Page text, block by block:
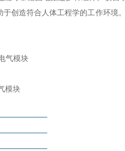
于创造符合人体工程学的工作环境
模块